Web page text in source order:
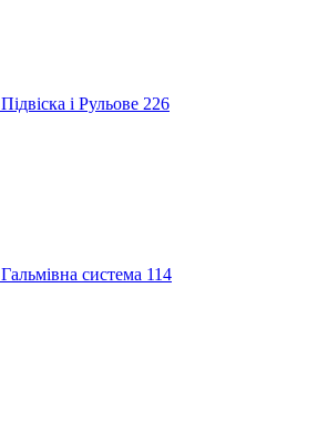
Підвіска і Рульове 226
Гальмівна система 114